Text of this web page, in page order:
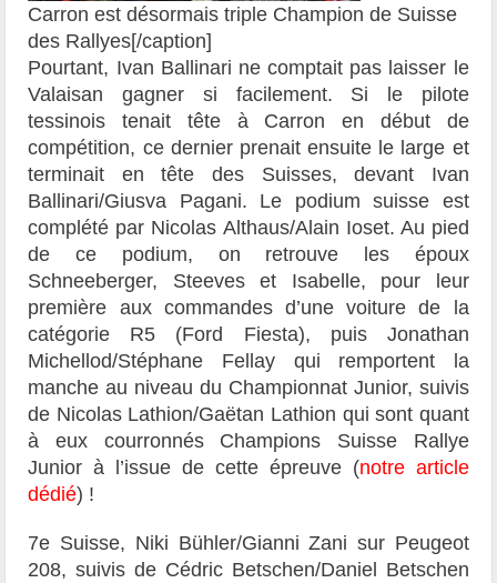
Carron est désormais triple Champion de Suisse
des Rallyes[/caption]
Pourtant, Ivan Ballinari ne comptait pas laisser le
Valaisan gagner si facilement. Si le pilote
tessinois tenait tête à Carron en début de
compétition, ce dernier prenait ensuite le large et
terminait en tête des Suisses, devant Ivan
Ballinari/Giusva Pagani. Le podium suisse est
complété par Nicolas Althaus/Alain Ioset. Au pied
de ce podium, on retrouve les époux
Schneeberger, Steeves et Isabelle, pour leur
première aux commandes d’une voiture de la
catégorie R5 (Ford Fiesta), puis Jonathan
Michellod/Stéphane Fellay qui remportent la
manche au niveau du Championnat Junior, suivis
de Nicolas Lathion/Gaëtan Lathion qui sont quant
à eux courronnés Champions Suisse Rallye
Junior à l’issue de cette épreuve (notre article
dédié) !
7e Suisse, Niki Bühler/Gianni Zani sur Peugeot
208, suivis de Cédric Betschen/Daniel Betschen